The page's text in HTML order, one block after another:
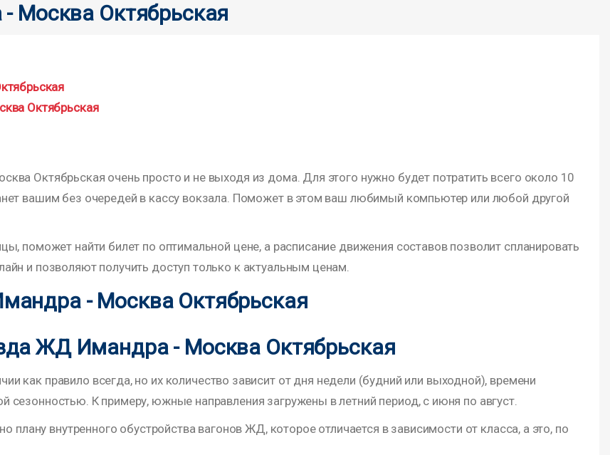
Москва Октябрьская
Октябрьская
Октябрьская очень просто и не выходя из дома. Для этого нужно будет потратить всего около 10
вашим без очередей в кассу вокзала. Поможет в этом ваш любимый компьютер или любой другой
поможет найти билет по оптимальной цене, а расписание движения составов позволит спланировать
и позволяют получить доступ только к актуальным ценам.
- Москва Октябрьская
ЖД Имандра - Москва Октябрьская
как правило всегда, но их количество зависит от дня недели (будний или выходной), времени
сезонностью. К примеру, южные направления загружены в летний период, с июня по август.
плану внутренного обустройства вагонов ЖД, которое отличается в зависимости от класса, а это, по